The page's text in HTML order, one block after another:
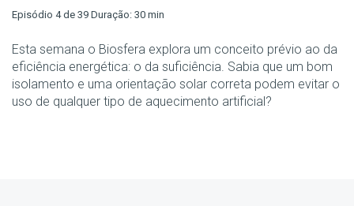
Episódio 4 de 39 Duração: 30 min
Esta semana o Biosfera explora um conceito prévio ao da
eficiência energética: o da suficiência. Sabia que um bom
isolamento e uma orientação solar correta podem evitar o
uso de qualquer tipo de aquecimento artificial?